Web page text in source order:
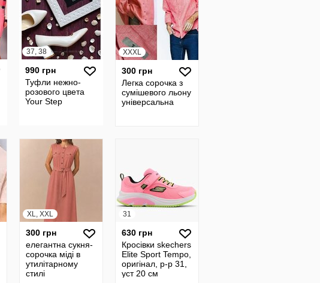
37, 38
990 грн
Туфли нежно-
розового цвета
Your Step
XXXL
300 грн
Легка сорочка з
сумішевого льону
універсальна
XL, XXL
300 грн
елегантна сукня-
сорочка міді в
утилітарному
стилі
31
630 грн
Кросівки skechers
Elite Sport Tempo,
оригінал, р-р 31,
уст 20 см